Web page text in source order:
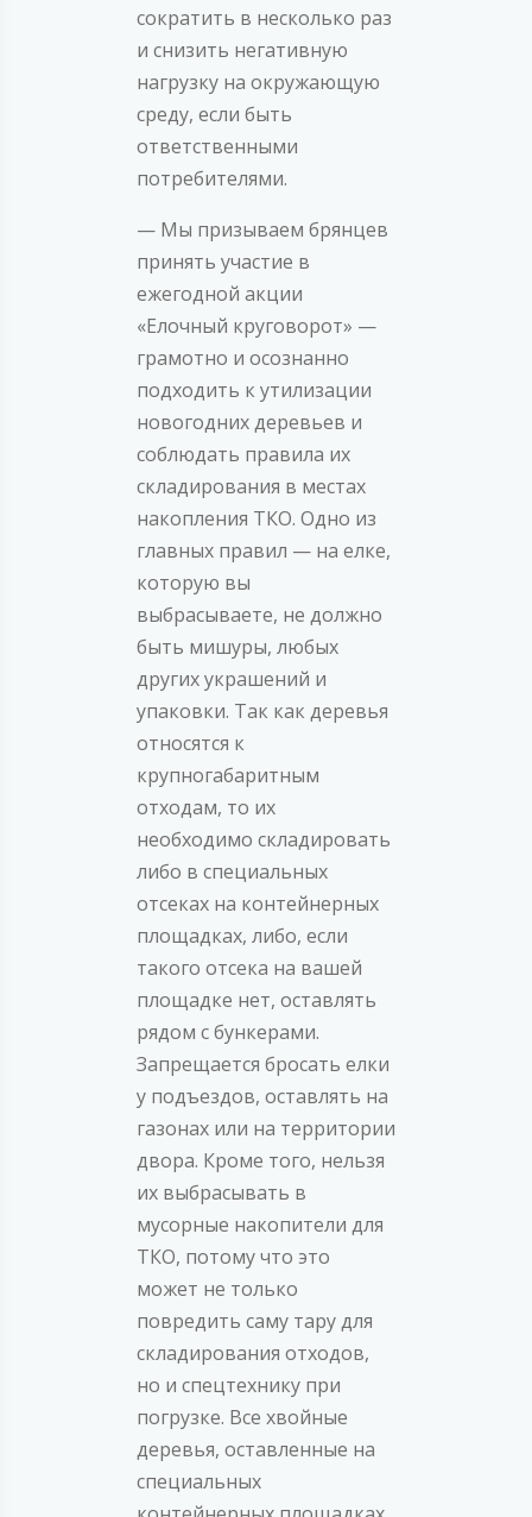
сократить в несколько раз
и снизить негативную
нагрузку на окружающую
среду, если быть
ответственными
потребителями.
— Мы призываем брянцев
принять участие в
ежегодной акции
«Елочный круговорот» —
грамотно и осознанно
подходить к утилизации
новогодних деревьев и
соблюдать правила их
складирования в местах
накопления ТКО. Одно из
главных правил — на елке,
которую вы
выбрасываете, не должно
быть мишуры, любых
других украшений и
упаковки. Так как деревья
относятся к
крупногабаритным
отходам, то их
необходимо складировать
либо в специальных
отсеках на контейнерных
площадках, либо, если
такого отсека на вашей
площадке нет, оставлять
рядом с бункерами.
Запрещается бросать елки
у подъездов, оставлять на
газонах или на территории
двора. Кроме того, нельзя
их выбрасывать в
мусорные накопители для
ТКО, потому что это
может не только
повредить саму тару для
складирования отходов,
но и спецтехнику при
погрузке. Все хвойные
деревья, оставленные на
специальных